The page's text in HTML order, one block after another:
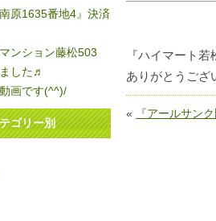
『ハイマート
ありがとうご
« 『アールサン
南原1635番地4』決済
ンション藤松503
した♬
画です(^^)/
ゴリー別